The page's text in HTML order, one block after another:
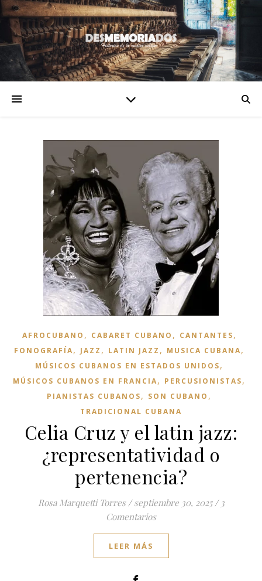
AFROCUBANO , CABARET CUBANO , CANTANTES,
FONOGRAFÍA, JAZZ , LATIN JAZZ , MUSICA CUBANA,
MÚSICOS CUBANOS EN ESTADOS UNIDOS,
MÚSICOS CUBANOS EN FRANCIA, PERCUSIONISTAS,
PIANISTAS CUBANOS, SON CUBANO ,
TRADICIONAL CUBANA
Celia Cruz y el latin jazz:
¿representatividad o
pertenencia?
Rosa Marquetti Torres / septiembre 30, 2025 / 3
Comentarios
LEER MÁS